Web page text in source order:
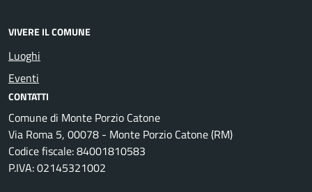
VIVERE IL COMUNE
Luoghi
Eventi
CONTATTI
Comune di Monte Porzio Catone
Via Roma 5, 00078 - Monte Porzio Catone (RM)
Codice fiscale: 84001810583
P.IVA: 02145321002